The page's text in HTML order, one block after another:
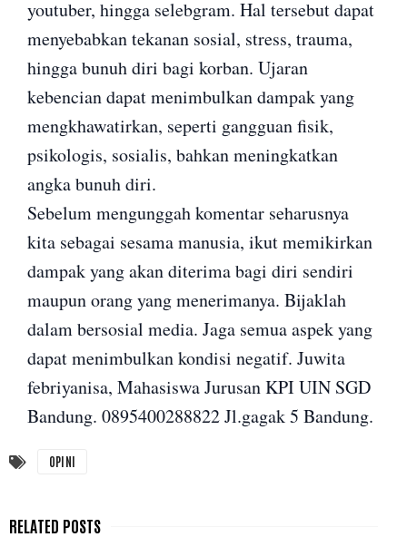
youtuber, hingga selebgram. Hal tersebut dapat
menyebabkan tekanan sosial, stress, trauma,
hingga bunuh diri bagi korban. Ujaran
kebencian dapat menimbulkan dampak yang
mengkhawatirkan, seperti gangguan fisik,
psikologis, sosialis, bahkan meningkatkan
angka bunuh diri.
Sebelum mengunggah komentar seharusnya
kita sebagai sesama manusia, ikut memikirkan
dampak yang akan diterima bagi diri sendiri
maupun orang yang menerimanya. Bijaklah
dalam bersosial media. Jaga semua aspek yang
dapat menimbulkan kondisi negatif. Juwita
febriyanisa, Mahasiswa Jurusan KPI UIN SGD
Bandung. 0895400288822 Jl.gagak 5 Bandung.
OPINI